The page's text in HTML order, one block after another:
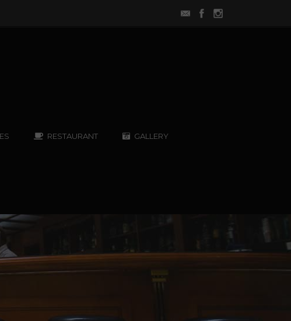
RESTAURANT GALLERY